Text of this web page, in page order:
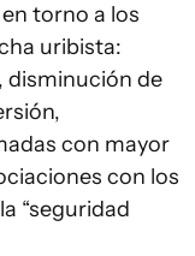
torno a los
uribista:
disminución de
con mayor
con los
“seguridad